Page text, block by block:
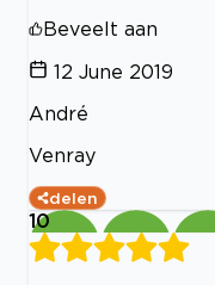
Beveelt aan
12 June 2019
André
Venray
delen
10